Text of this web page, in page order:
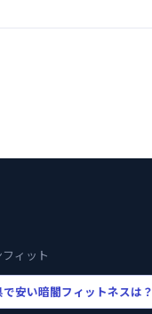
ィット
安い暗闇フィットネスは？